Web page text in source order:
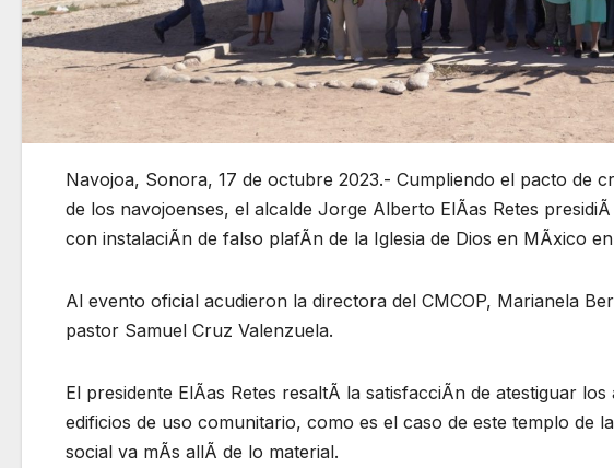
Navojoa, Sonora, 17 de octubre 2023.- Cumpliendo el pacto de
de los navojoenses, el alcalde Jorge Alberto ElÃas Retes
con instalaciÃn de falso plafÃn de la Iglesia de Dios en MÃxico
Al evento oficial acudieron la directora del CMCOP, Marianela
pastor Samuel Cruz Valenzuela.
El presidente ElÃas Retes resaltÃ la satisfacciÃn de atestiguar
edificios de uso comunitario, como es el caso de este templo de
social va mÃs allÃ de lo material.